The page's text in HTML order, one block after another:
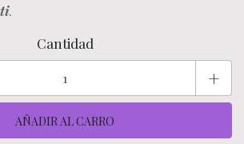
.
Cantidad
+